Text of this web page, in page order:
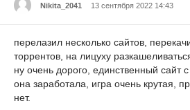
Nikita_2041 13 сентября 2022 14:43
перелазил несколько сайтов,
торрентов, на лицуху
ну очень дорого, единственный сайт с
она заработала, игра очень крутая,
нет.